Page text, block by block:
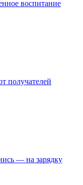
воспитание
получателей
— на зарядку